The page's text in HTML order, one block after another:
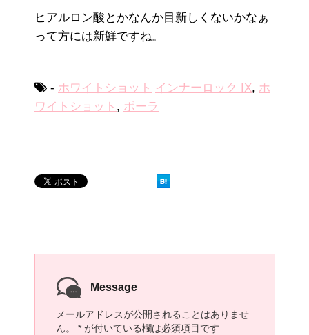
ヒアルロン酸とかなんか目新しくないかなぁ
って方には新鮮ですね。
- ホワイトショット インナーロック IX, ホ
ワイトショット , ポーラ
Message
メールアドレスが公開されることはありませ
ん。
* が付いている欄は必須項目です